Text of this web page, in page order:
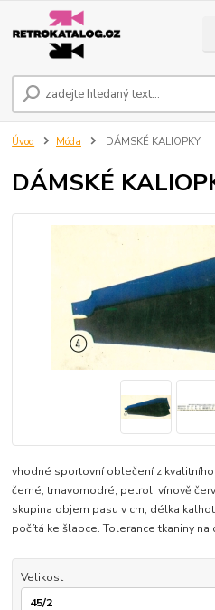
Úvod Móda DÁMSKÉ KALIOPKY
DÁMSKÉ
vhodné sportovní oblečení z
černé, tmavomodré, petrol, vínově
skupina objem pasu v cm, délka
počítá ke šlapce. Tolerance tkaniny na
Velikost